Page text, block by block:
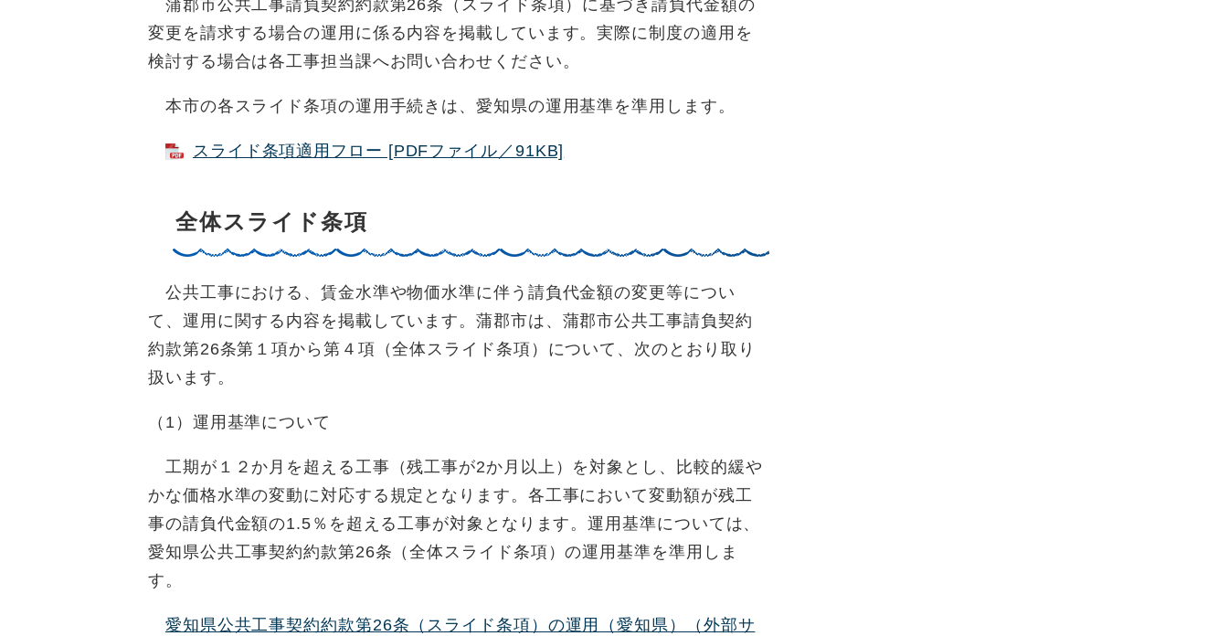
蒲郡市公共工事請負契約約款第26条（スライド条項）に基づき請負代金額の
変更を請求する場合の運用に係る内容を掲載しています。実際に制度の適用を
検討する場合は各工事担当課へお問い合わせください。
本市の各スライド条項の運用手続きは、愛知県の運用基準を準用します。
スライド条項適用フロー [PDFファイル／91KB]
全体スライド条項
公共工事における、賃金水準や物価水準に伴う請負代金額の変更等につい
て、運用に関する内容を掲載しています。蒲郡市は、蒲郡市公共工事請負契約
約款第26条第１項から第４項（全体スライド条項）について、次のとおり取り
扱います。
（1）運用基準について
工期が１２か月を超える工事（残工事が2か月以上）を対象とし、比較的緩や
かな価格水準の変動に対応する規定となります。各工事において変動額が残工
事の請負代金額の1.5％を超える工事が対象となります。運用基準については、
愛知県公共工事契約約款第26条（全体スライド条項）の運用基準を準用しま
す。
愛知県公共工事契約約款第26条（スライド条項）の運用（愛知県）（外部サ